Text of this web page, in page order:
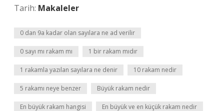
Tarih: Makaleler
0 dan 9a kadar olan sayılara ne ad verilir
0 sayı mı rakam mı 1 bir rakam mıdır
1 rakamla yazılan sayılara ne denir 10 rakam nedir
5 rakamı neye benzer Büyük rakam nedir
En büyük rakam hangisi En büyük ve en küçük rakam nedir